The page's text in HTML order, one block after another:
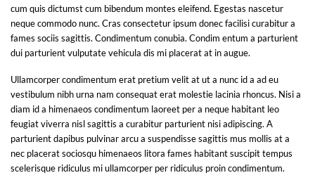
cum quis dictumst cum bibendum montes eleifend. Egestas nascetur
neque commodo nunc. Cras consectetur ipsum donec facilisi curabitur a
fames sociis sagittis. Condimentum conubia. Condim entum a parturient
dui parturient vulputate vehicula dis mi placerat at in augue.
Ullamcorper condimentum erat pretium velit at ut a nunc id a ad eu
vestibulum nibh urna nam consequat erat molestie lacinia rhoncus. Nisi a
diam id a himenaeos condimentum laoreet per a neque habitant leo
feugiat viverra nisl sagittis a curabitur parturient nisi adipiscing. A
parturient dapibus pulvinar arcu a suspendisse sagittis mus mollis at a
nec placerat sociosqu himenaeos litora fames habitant suscipit tempus
scelerisque ridiculus mi ullamcorper per ridiculus proin condimentum.